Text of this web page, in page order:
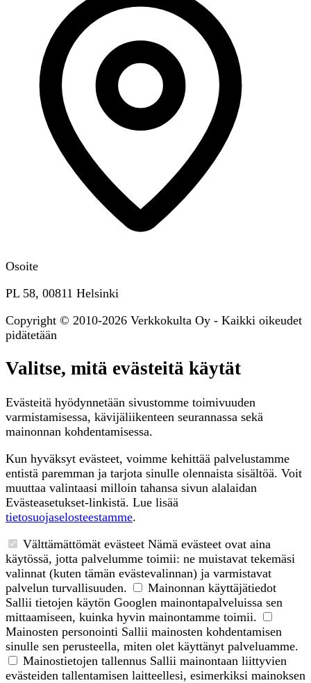
Osoite
PL 58, 00811 Helsinki
Copyright © 2010-2026 Verkkokulta Oy - Kaikki oikeudet
pidätetään
Valitse, mitä evästeitä käytät
Evästeitä hyödynnetään sivustomme toimivuuden
varmistamisessa, kävijäliikenteen seurannassa sekä
mainonnan kohdentamisessa.
Kun hyväksyt evästeet, voimme kehittää palvelustamme
entistä paremman ja tarjota sinulle olennaista sisältöä. Voit
muuttaa valintaasi milloin tahansa sivun alalaidan
Evästeasetukset-linkistä. Lue lisää
tietosuojaselosteestamme.
Välttämättömät evästeet Nämä evästeet ovat aina
käytössä, jotta palvelumme toimii: ne muistavat tekemäsi
valinnat (kuten tämän evästevalinnan) ja varmistavat
palvelun turvallisuuden.
Mainonnan käyttäjätiedot
Sallii tietojen käytön Googlen mainontapalveluissa sen
mittaamiseen, kuinka hyvin mainontamme toimii.
Mainosten personointi Sallii mainosten kohdentamisen
sinulle sen perusteella, miten olet käyttänyt palveluamme.
Mainostietojen tallennus Sallii mainontaan liittyvien
evästeiden tallentamisen laitteellesi, esimerkiksi mainoksen